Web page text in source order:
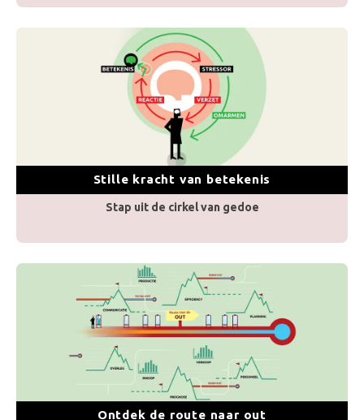
Stille kracht van betekenis
Stap uit de cirkel van gedoe
Ontdek de route naar out